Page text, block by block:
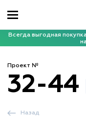
Всегда выгодная
Проект №
32-44
Назад